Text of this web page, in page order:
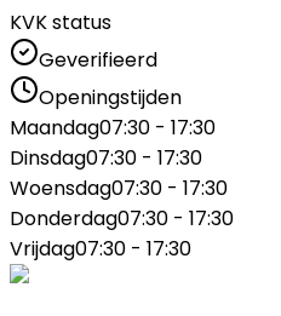
KVK status
Geverifieerd
Openingstijden
Maandag07:30 - 17:30
Dinsdag07:30 - 17:30
Woensdag07:30 - 17:30
Donderdag07:30 - 17:30
Vrijdag07:30 - 17:30